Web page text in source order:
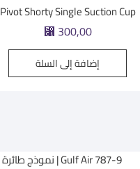
Pivot Shorty Single Suction Cup
⃁ 300,00
إضافة إلى السلة